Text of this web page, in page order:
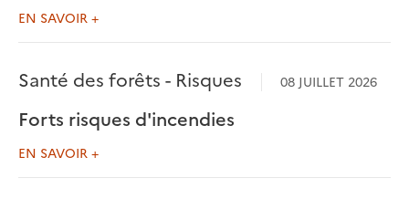
EN SAVOIR +
Santé des forêts - Risques 08 JUILLET 2026
Forts risques d'incendies
EN SAVOIR +